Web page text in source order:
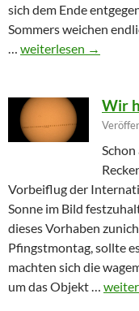
sich dem Ende
Sommers weichen
… Furioser Auftakt zur
weiterlesen →
Wir
Vorbeiflug der
Sonne im Bild
dieses Vorhaben
Pfingstmontag, sollte
machten sich die
um das Objekt … Wir